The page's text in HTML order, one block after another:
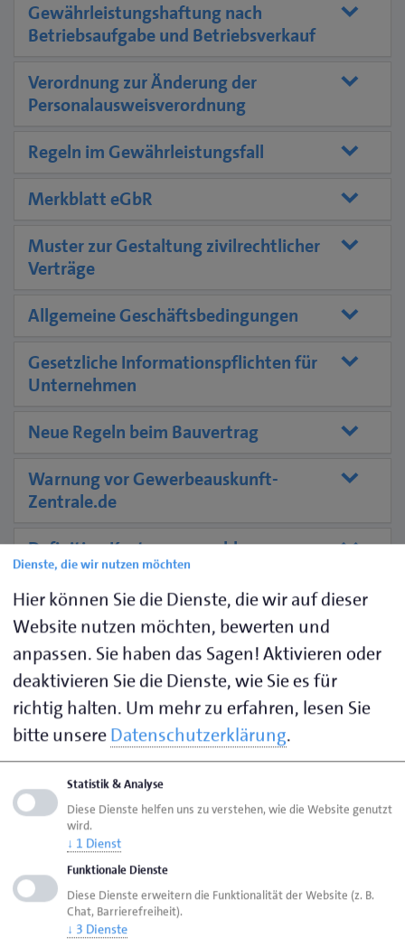
Gewährleistungshaftung nach
Betriebsaufgabe und Betriebsverkauf
Verordnung zur Änderung der
Personalausweisverordnung
Regeln im Gewährleistungsfall
Merkblatt eGbR
Muster zur Gestaltung zivilrechtlicher
Verträge
Allgemeine Geschäftsbedingungen
Gesetzliche Informationspflichten für
Unternehmen
Neue Regeln beim Bauvertrag
Warnung vor Gewerbeauskunft-
Zentrale.de
Definition Kostenvoranschlag
Kontakte
Raissa Gröschl
Stellvertretende Hauptgeschäftsführerin
Dienste, die wir nutzen möchten
Hier können Sie die Dienste, die wir auf dieser
Website nutzen möchten, bewerten und
anpassen. Sie haben das Sagen! Aktivieren oder
deaktivieren Sie die Dienste, wie Sie es für
richtig halten. Um mehr zu erfahren, lesen Sie
bitte unsereDatenschutzerklärung.
Statistik & Analyse
Diese Dienste helfen uns zu verstehen, wie die Website genutzt
wird.
↓ 1 Dienst
Funktionale Dienste
Diese Dienste erweitern die Funktionalität der Website (z. B.
Chat, Barrierefreiheit).
↓ 3 Dienste